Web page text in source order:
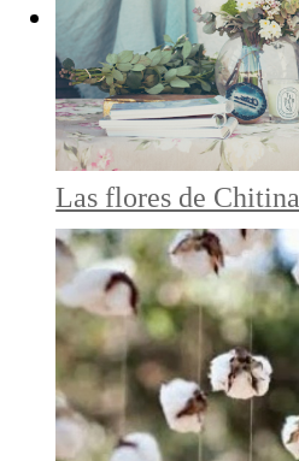
Las flores de Chitina